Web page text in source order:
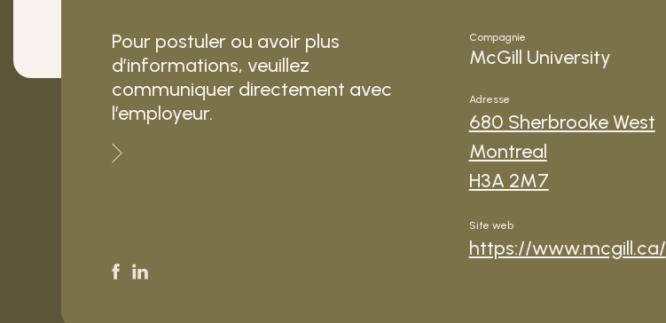
Pour postuler ou avoir plus
d’informations, veuillez
communiquer directement avec
l’employeur.
Compagnie
McGill University
Adresse
680 Sherbrooke West
Montreal
H3A 2M7
Site web
https://www.mcgill.ca/